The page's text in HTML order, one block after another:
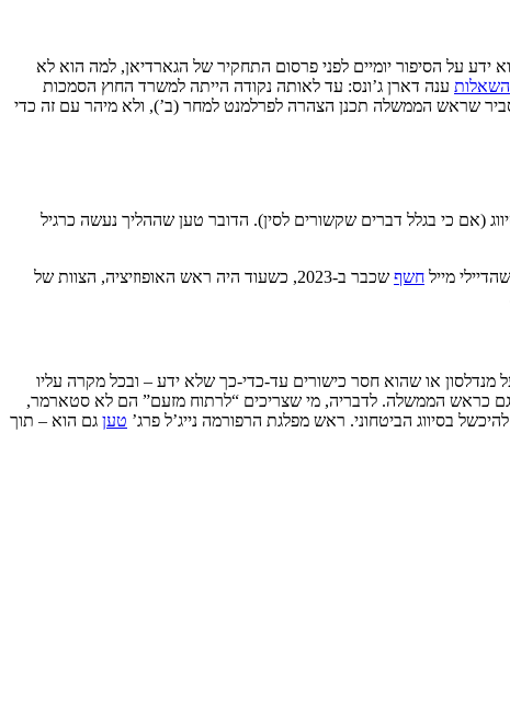
על הסיפור יומיים לפני פרסום התחקיר של הגארדיאן, למה הוא לא
השאלות ענה דארן ג’ונס: עד לאותה נקודה הייתה למשרד החוץ הסמכות
שראש הממשלה תכנן הצהרה לפרלמנט למחר (ב’), ולא מיהר עם זה כדי
לא עבר סיווג (אם כי בגלל דברים שקשורים לסין). הדובר טען שההליך נעשה כרגיל
מייל חשף
שכבר ב-2023, כשעוד היה ראש האופוזיציה, הצוות של
או שהוא חסר כישורים עד-כדי-כך שלא ידע – ובכל מקרה עליו
כראש הממשלה. לדבריה, מי שצריכים “לרתוח מזעם” הם לא סטארמר,
בסיווג הביטחוני. ראש מפלגת הרפורמה נייג’ל פרג’ טען גם הוא – תוך